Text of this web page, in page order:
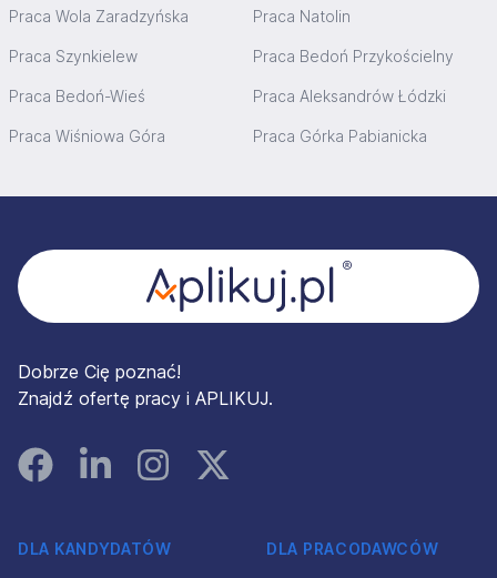
Praca Wola Zaradzyńska Praca Natolin
Praca Szynkielew Praca Bedoń Przykościelny
Praca Bedoń-Wieś Praca Aleksandrów Łódzki
Praca Wiśniowa Góra Praca Górka Pabianicka
Dobrze Cię poznać!
Znajdź ofertę pracy i APLIKUJ.
FacebookLinked InInstagramInstagram
DLA KANDYDATÓW DLA PRACODAWCÓW